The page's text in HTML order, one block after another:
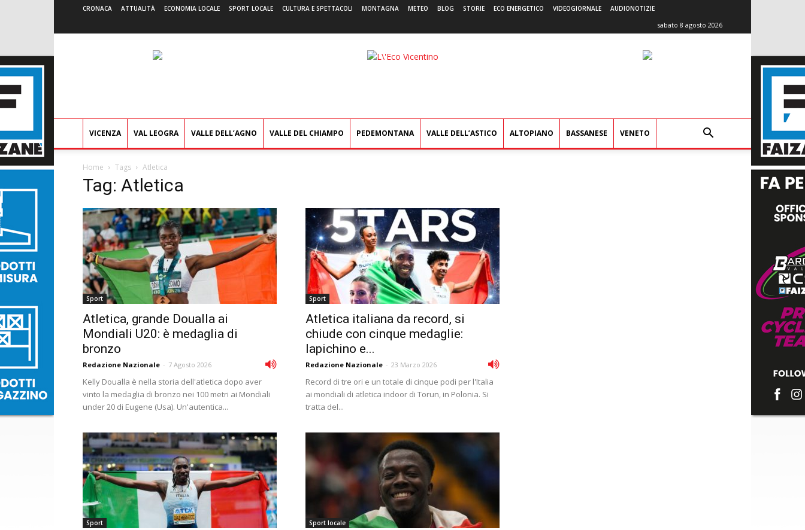
CRONACA ATTUALITÀ ECONOMIA LOCALE SPORT LOCALE CULTURA E SPETTACOLI MONTAGNA METEO BLOG STORIE ECO ENERGETICO VIDEOGIORNALE AUDIONOTIZIE
sabato 8 agosto 2026
L'Eco
VICENZA VAL LEOGRA VALLE DELL’AGNO VALLE DEL CHIAMPO PEDEMONTANA VALLE DELL’ASTICO ALTOPIANO BASSANESE VENETO
Home Tags Atletica
Tag: Atletica
Sport
Atletica, grande Doualla ai
Mondiali U20: è medaglia di
bronzo
Redazione Nazionale - 7 Agosto 2026
Kelly Doualla è nella storia dell'atletica dopo aver
vinto la medaglia di bronzo nei 100 metri ai Mondiali
under 20 di Eugene (Usa). Un'autentica...
Sport
Atletica italiana da record, si
chiude con cinque medaglie:
Iapichino e...
Redazione Nazionale - 23 Marzo 2026
Record di tre ori e un totale di cinque podi per l'Italia
ai mondiali di atletica indoor di Torun, in Polonia. Si
tratta del...
Sport Sport locale